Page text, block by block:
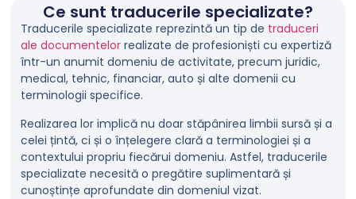
Ce sunt traducerile specializate?
Traducerile specializate reprezintă un tip de traduceri
ale documentelor realizate de profesioniști cu expertiză
într-un anumit domeniu de activitate, precum juridic,
medical, tehnic, financiar, auto și alte domenii cu
terminologii specifice.
Realizarea lor implică nu doar stăpânirea limbii sursă și a
celei țintă, ci și o înțelegere clară a terminologiei și a
contextului propriu fiecărui domeniu. Astfel, traducerile
specializate necesită o pregătire suplimentară și
cunoștințe aprofundate din domeniul vizat.